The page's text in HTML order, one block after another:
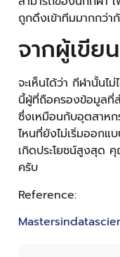
ถูกดึงเข้าทีมมากกว่า
จากผู้เขียน
จะเห็นได้ว่า กีฬานั้น
นี้ผู้ที่ถือครองข้อมูลที่
ซึ่งเหมือนกับอุตสาหก
ไหนที่ยังไม่เริ่มออกแ
เกิดประโยชน์สูงสุด
ครับ
Reference: